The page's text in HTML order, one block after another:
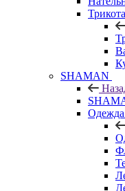
SHAMAN
Одежда